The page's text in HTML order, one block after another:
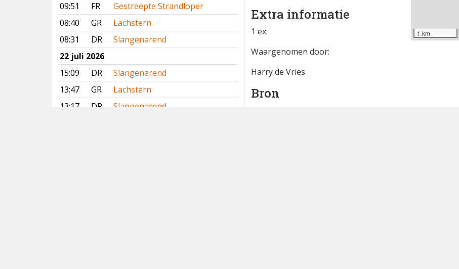
09:51
FR
Gestreepte Strandloper
08:40
GR
Lachstern
08:31
DR
Slangenarend
22 juli 2026
15:09
DR
Slangenarend
13:47
GR
Lachstern
13:17
DR
Slangenarend
Extra informatie
1 ex.
Waargenomen door:
Harry de Vries
Bron
1 km